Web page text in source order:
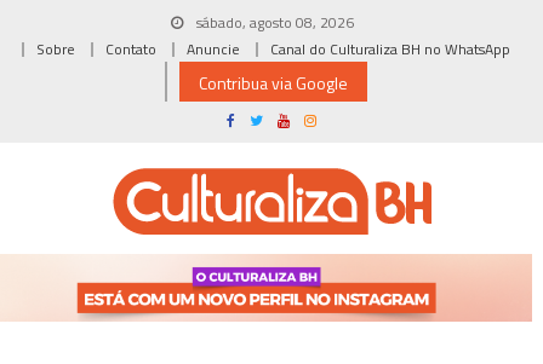
sábado, agosto 08, 2026
Sobre
Contato Anuncie Canal do Culturaliza BH no WhatsApp
Contribua via Google